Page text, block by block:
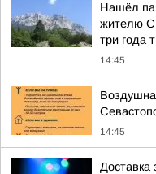
Нашёл
жителю
три года
14:45
14:45
Доставка